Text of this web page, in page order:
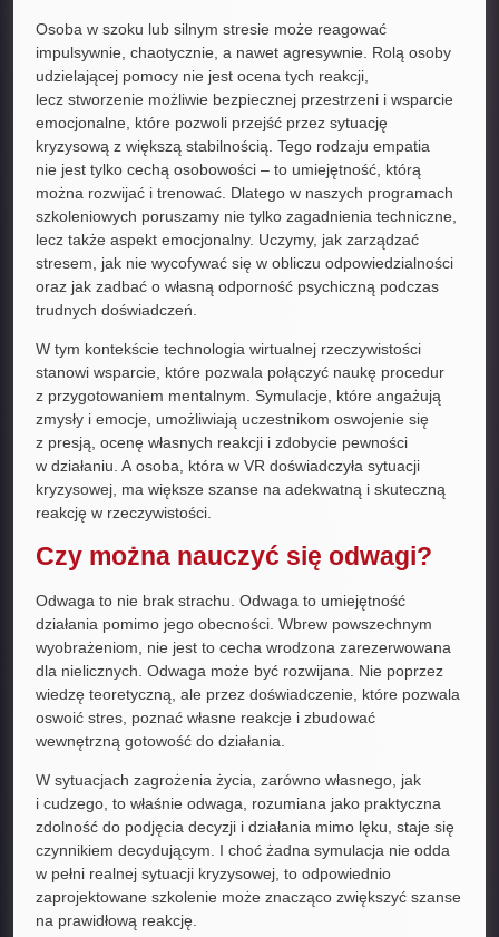
Osoba w szoku lub silnym stresie może reagować
impulsywnie, chaotycznie, a nawet agresywnie. Rolą osoby
udzielającej pomocy nie jest ocena tych reakcji,
lecz stworzenie możliwie bezpiecznej przestrzeni i wsparcie
emocjonalne, które pozwoli przejść przez sytuację
kryzysową z większą stabilnością. Tego rodzaju empatia
nie jest tylko cechą osobowości – to umiejętność, którą
można rozwijać i trenować. Dlatego w naszych programach
szkoleniowych poruszamy nie tylko zagadnienia techniczne,
lecz także aspekt emocjonalny. Uczymy, jak zarządzać
stresem, jak nie wycofywać się w obliczu odpowiedzialności
oraz jak zadbać o własną odporność psychiczną podczas
trudnych doświadczeń.
W tym kontekście technologia wirtualnej rzeczywistości
stanowi wsparcie, które pozwala połączyć naukę procedur
z przygotowaniem mentalnym. Symulacje, które angażują
zmysły i emocje, umożliwiają uczestnikom oswojenie się
z presją, ocenę własnych reakcji i zdobycie pewności
w działaniu. A osoba, która w VR doświadczyła sytuacji
kryzysowej, ma większe szanse na adekwatną i skuteczną
reakcję w rzeczywistości.
Czy można nauczyć się odwagi?
Odwaga to nie brak strachu. Odwaga to umiejętność
działania pomimo jego obecności. Wbrew powszechnym
wyobrażeniom, nie jest to cecha wrodzona zarezerwowana
dla nielicznych. Odwaga może być rozwijana. Nie poprzez
wiedzę teoretyczną, ale przez doświadczenie, które pozwala
oswoić stres, poznać własne reakcje i zbudować
wewnętrzną gotowość do działania.
W sytuacjach zagrożenia życia, zarówno własnego, jak
i cudzego, to właśnie odwaga, rozumiana jako praktyczna
zdolność do podjęcia decyzji i działania mimo lęku, staje się
czynnikiem decydującym. I choć żadna symulacja nie odda
w pełni realnej sytuacji kryzysowej, to odpowiednio
zaprojektowane szkolenie może znacząco zwiększyć szanse
na prawidłową reakcję.